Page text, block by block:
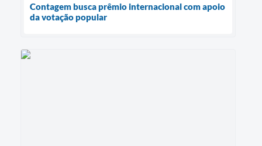
Contagem busca prêmio internacional com apoio
da votação popular